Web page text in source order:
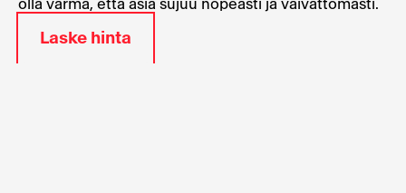
olla varma, että asia sujuu nopeasti ja vaivattomasti.
Laske hinta